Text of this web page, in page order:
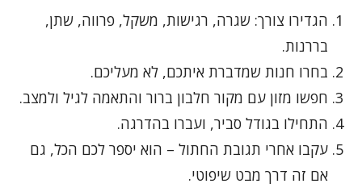
הגדירו צורך: שגרה, רגישות, משקל, פרווה, שתן,
בררנות.
בחרו חנות שמדברת איתכם, לא מעליכם.
חפשו מזון עם מקור חלבון ברור והתאמה לגיל ולמצב.
התחילו בגודל סביר, ועברו בהדרגה.
עקבו אחרי תגובת החתול – הוא יספר לכם הכל, גם
אם זה דרך מבט שיפוטי.